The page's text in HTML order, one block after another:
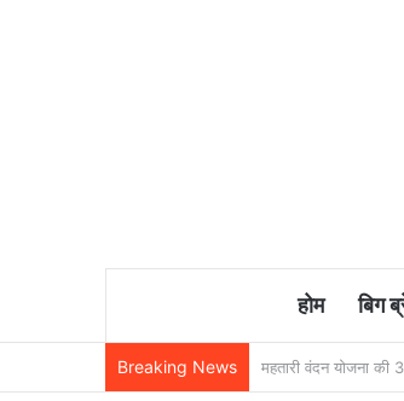
होम बिग
Breaking News छत्तीसगढ़ में रेलवे